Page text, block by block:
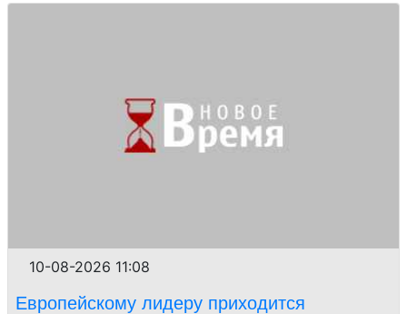
10-08-2026 11:08
Европейскому лидеру приходится